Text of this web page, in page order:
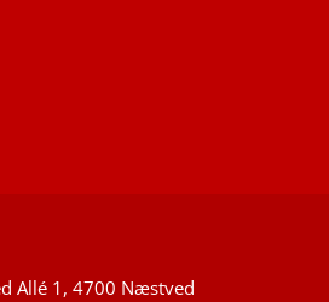
Allé 1, 4700 Næstved